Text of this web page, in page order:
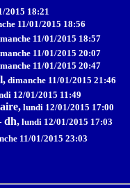
2015 18:21
11/01/2015 18:56
11/01/2015 18:57
11/01/2015 20:07
11/01/2015 20:47
dimanche 11/01/2015 21:46
12/01/2015 11:49
lundi 12/01/2015 17:00
dh, lundi 12/01/2015 17:03
11/01/2015 23:03